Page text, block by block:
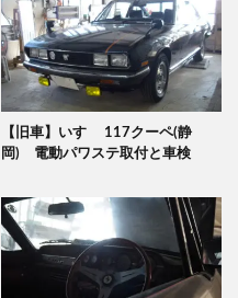
【旧車】いすゞ 117クーペ(静
岡) 電動パワステ取付と車検